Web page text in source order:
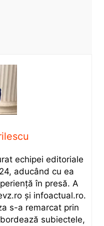
echipei editoriale
aducând cu ea
în presă. A
și infoactual.ro.
s-a remarcat prin
subiectele,